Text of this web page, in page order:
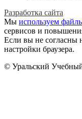
Разработка сайта
Мы используем
сервисов и
Если вы не согласны
настройки браузера.
© Уральский